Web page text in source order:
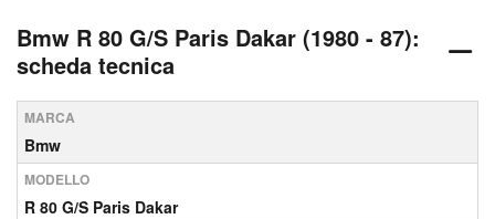
Bmw R 80 G/S Paris Dakar (1980 - 87):
scheda tecnica
MARCA
Bmw
MODELLO
R 80 G/S Paris Dakar